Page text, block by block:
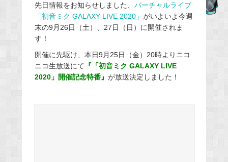
e
b
o
k
先日情報をお知らせしました、 バーチャルライブ
「初音ミク GALAXY LIVE 2020」 がいよいよ今週
末の9月26日（土）、27日（日）に開催されま
す！
開催に先駆け、本日9月25日（金）20時よりニコ
ニコ生放送にて 『「初音ミク GALAXY LIVE
2020」開催記念特番』 が放送決定しました！